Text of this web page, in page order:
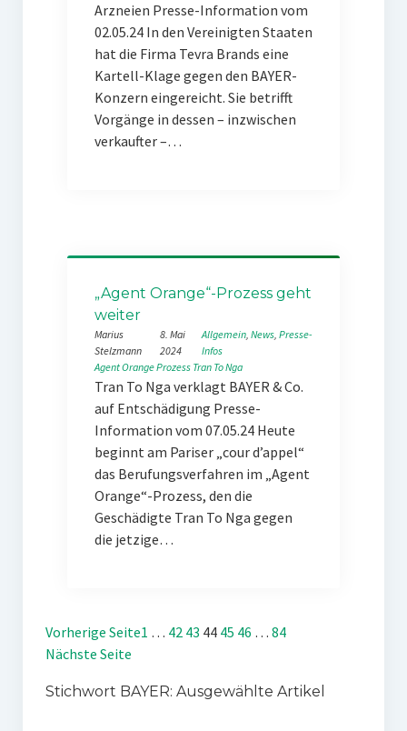
Arzneien Presse-Information vom
02.05.24 In den Vereinigten Staaten
hat die Firma Tevra Brands eine
Kartell-Klage gegen den BAYER-
Konzern eingereicht. Sie betrifft
Vorgänge in dessen – inzwischen
verkaufter –…
„Agent Orange“-Prozess geht
weiter
Marius
Stelzmann
8. Mai
2024
Allgemein, News, Presse-
Infos
Agent OrangeProzess Tran To Nga
Tran To Nga verklagt BAYER & Co.
auf Entschädigung Presse-
Information vom 07.05.24 Heute
beginnt am Pariser „cour d’appel“
das Berufungsverfahren im „Agent
Orange“-Prozess, den die
Geschädigte Tran To Nga gegen
die jetzige…
Vorherige Seite1 … 42 43 44 45 46 … 84
Nächste Seite
Stichwort BAYER: Ausgewählte Artikel